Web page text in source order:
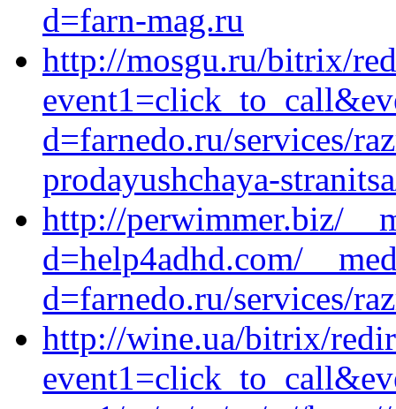
d=farn-mag.ru
http://mosgu.ru/bitrix/
d=farnedo.ru/services/
prodayushchaya-
http://perwimmer.biz/
d=help4adhd.com/
d=farnedo.ru/services/
http://wine.ua/bitrix/